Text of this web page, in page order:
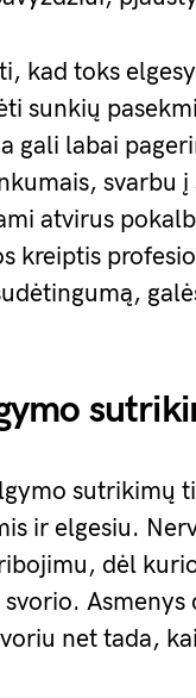
kad toks
sunkių
gali labai
svarbu
atvirus
kreiptis
sutrikimų
ir elgesiu.
dėl
net tada,